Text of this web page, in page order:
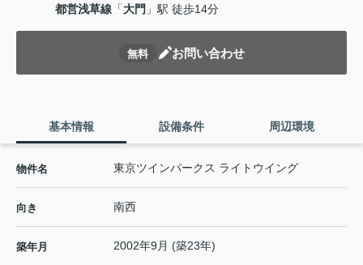
都営浅草線 「大門 」駅 徒歩14分
無料 お問い合わせ
基本情報 設備条件 周辺環境
物件名 東京ツインパークス ライトウイング
向き 南西
築年月 2002年9月 (築23年)